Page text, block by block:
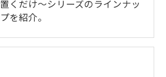
置くだけ～シリーズのラインナッ
プを紹介。